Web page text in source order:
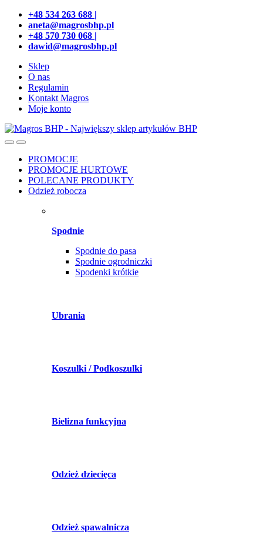
Przejdź
nawigacji
Przeskocz
treści
+48 534 263 688 |
aneta@magrosbhp.pl
+48 570 730 068 |
dawid@magrosbhp.pl
Sklep
O nas
Regulamin
Kontakt Magros
Moje konto
PROMOCJE
PROMOCJE HURTOWE
POLECANE PRODUKTY
Odzież robocza
Spodnie
Spodnie do pasa
Spodnie ogrodniczki
Spodenki krótkie
Ubrania
Koszulki / Podkoszulki
Bielizna funkcyjna
Odzież dziecięca
Odzież spawalnicza